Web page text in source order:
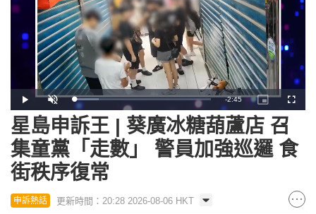
Play Unmute Loaded:
18.22%
Remaining
Time
-2:45
Picture-
in-
Picture
星島申訴王 | 葵廣冰糖葫蘆店 召
集童黨「走數」 警員加強巡邏 食
街秩序復常
申訴熱話 更新時間：20:28 2026-08-06 HKT